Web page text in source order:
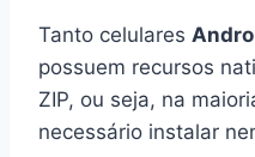
Tanto celulares
possuem recursos
ZIP, ou seja, na
necessário instalar